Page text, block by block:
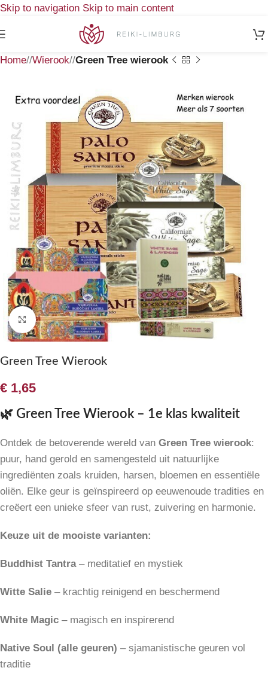
Skip to navigation Skip to main content
Home/ Wierook/ Green Tree wierook
Klik om te vergroten
Green Tree Wierook
€ 1,65
🌿 Green Tree Wierook – 1e klas kwaliteit
Ontdek de betoverende wereld van Green Tree wierook:
puur, hand gerold en samengesteld uit natuurlijke
ingrediënten zoals kruiden, harsen, bloemen en essentiële
oliën. Elke geur is geïnspireerd op eeuwenoude tradities en
creëert een unieke sfeer van rust, zuivering en harmonie.
Keuze uit de mooiste varianten:
Buddhist Tantra– meditatief en mystiek
Witte Salie – krachtig reinigend en beschermend
White Magic – magisch en inspirerend
Native Soul (alle geuren) – sjamanistische geuren vol
traditie